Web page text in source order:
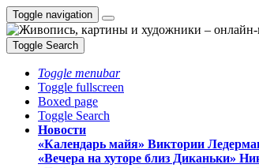
Toggle navigation
Toggle Search
Toggle menubar
Toggle fullscreen
Boxed page
Toggle Search
Новости
«Календарь майя» Виктории
«Вечера на хуторе близ Диканьки»